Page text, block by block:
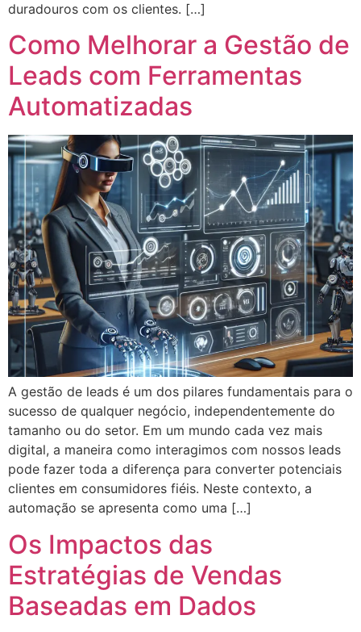
duradouros com os clientes. […]
Como Melhorar a Gestão de
Leads com Ferramentas
Automatizadas
A gestão de leads é um dos pilares fundamentais para o
sucesso de qualquer negócio, independentemente do
tamanho ou do setor. Em um mundo cada vez mais
digital, a maneira como interagimos com nossos leads
pode fazer toda a diferença para converter potenciais
clientes em consumidores fiéis. Neste contexto, a
automação se apresenta como uma […]
Os Impactos das
Estratégias de Vendas
Baseadas em Dados